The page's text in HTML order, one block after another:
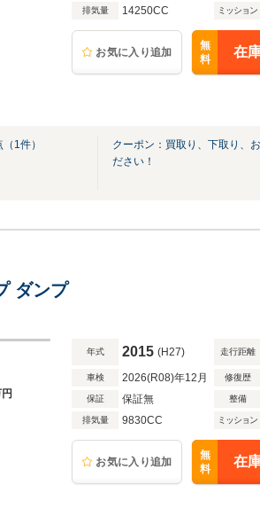
排気量 14250CC ミッション
お気に入り追加
無
料
在
（ 1件）
クーポン：買取り、下取り、
ださい！
ダンプ
年式 2015 (H27) 走行距離
車検 2026(R08)年12月 修復歴
保証 保証無 整備
排気量 9830CC ミッション
お気に入り追加
無
料
在